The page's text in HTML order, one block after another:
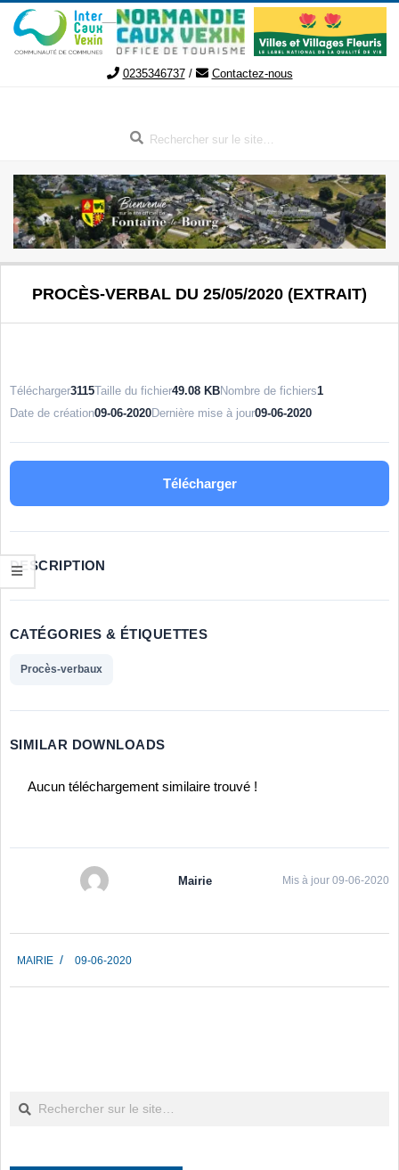
Aller
contenu
0235346737/ Contactez-nous
FONTAINE-
LE-
BOURG
PROCÈS-VERBAL DU 25/05/2020 (EXTRAIT)
Télécharger3115Taille du fichier49.08 KBNombre de fichiers1
Date de création09-06-2020Dernière mise à jour09-06-2020
Télécharger
DESCRIPTION
CATÉGORIES & ÉTIQUETTES
Procès-verbaux
SIMILAR DOWNLOADS
Aucun téléchargement similaire trouvé !
Mairie Mis à jour 09-06-2020
06-
09
MAIRIE 09-06-2020